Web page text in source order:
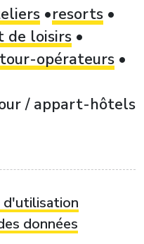
resorts
de loisirs
opérateurs
/ appart-hôtels
d'utilisation
données